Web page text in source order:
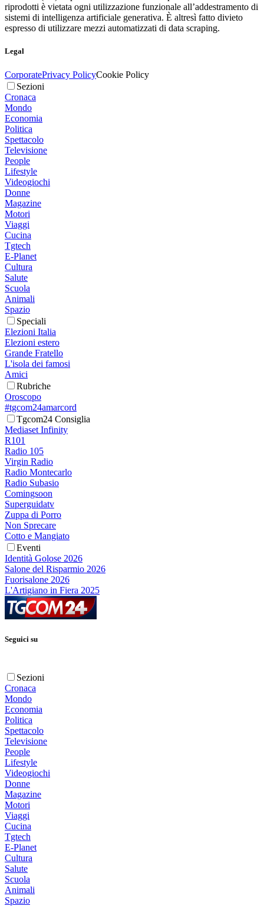
riprodotti è vietata ogni utilizzazione funzionale all’addestramento di
sistemi di intelligenza artificiale generativa. È altresì fatto divieto
espresso di utilizzare mezzi automatizzati di data scraping.
Legal
CorporatePrivacy PolicyCookie Policy
Sezioni
Cronaca
Mondo
Economia
Politica
Spettacolo
Televisione
People
Lifestyle
Videogiochi
Donne
Magazine
Motori
Viaggi
Cucina
Tgtech
E-Planet
Cultura
Salute
Scuola
Animali
Spazio
Speciali
Elezioni Italia
Elezioni estero
Grande Fratello
L'isola dei famosi
Amici
Rubriche
Oroscopo
#tgcom24amarcord
Tgcom24 Consiglia
Mediaset Infinity
R101
Radio 105
Virgin Radio
Radio Montecarlo
Radio Subasio
Comingsoon
Superguidatv
Zuppa di Porro
Non Sprecare
Cotto e Mangiato
Eventi
Identità Golose 2026
Salone del Risparmio 2026
Fuorisalone 2026
L'Artigiano in Fiera 2025
Seguici su
Sezioni
Cronaca
Mondo
Economia
Politica
Spettacolo
Televisione
People
Lifestyle
Videogiochi
Donne
Magazine
Motori
Viaggi
Cucina
Tgtech
E-Planet
Cultura
Salute
Scuola
Animali
Spazio